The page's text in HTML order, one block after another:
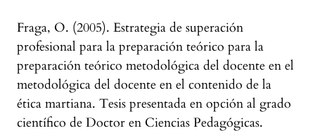
Fraga, O. (2005). Estrategia de superación
profesional para la preparación teórico para la
preparación teórico metodológica del docente en el
metodológica del docente en el contenido de la
ética martiana. Tesis presentada en opción al grado
científico de Doctor en Ciencias Pedagógicas.